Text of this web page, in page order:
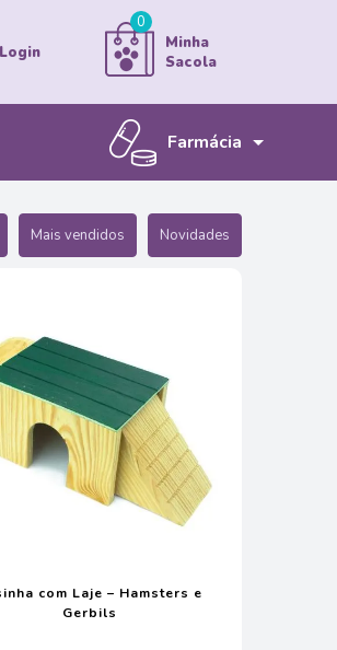
Login
0
Minha
Sacola
Farmácia
Mais vendidos Novidades
com Laje – Hamsters e
Gerbils